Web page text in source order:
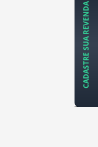
CADASTRE SUA REVENDA